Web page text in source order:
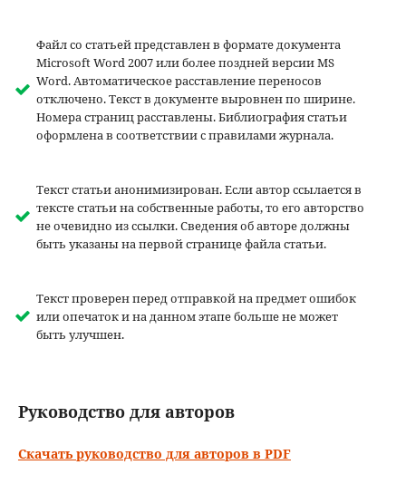
Файл со статьей представлен в формате документа
Microsoft Word 2007 или более поздней версии MS
Word. Автоматическое расставление переносов
отключено. Текст в документе выровнен по ширине.
Номера страниц расставлены. Библиография статьи
оформлена в соответствии с правилами журнала.
Текст статьи анонимизирован. Если автор ссылается в
тексте статьи на собственные работы, то его авторство
не очевидно из ссылки. Сведения об авторе должны
быть указаны на первой странице файла статьи.
Текст проверен перед отправкой на предмет ошибок
или опечаток и на данном этапе больше не может
быть улучшен.
Руководство для авторов
Скачать руководство для авторов в PDF